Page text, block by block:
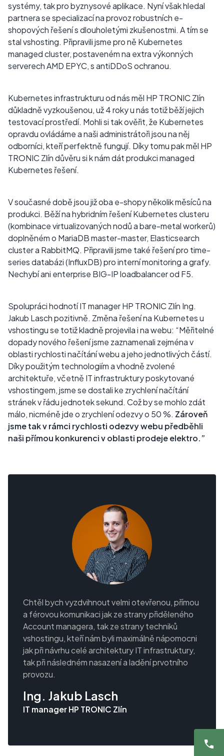
systémy, tak pro byznysové aplikace. Nyní však hledal
partnera se specializací na provoz robustních e-
shopových řešení s dlouholetými zkušenostmi. A tím se
stal vshosting. Připravili jsme pro ně Kubernetes
managed cluster, postaveném na extra výkonných
serverech AMD EPYC, s antiDDoS ochranou.
Kubernetes infrastrukturu od nás měl HP TRONIC Zlín
důkladně vyzkoušenou, už 4 roky u nás totiž běží jejich
testovací prostředí. Mohli si tak ověřit, že Kubernetes
opravdu ovládáme a naši administrátoři jsou na něj
odborníci, kteří perfektně fungují. Díky tomu pak měl HP
TRONIC Zlín důvěru si k nám dát produkci managed
Kubernetes řešení.
V současné době jsou již oba e-shopy několik měsíců na
produkci. Běží na hybridním řešení Kubernetes clusteru
(kombinace virtualizovaných nodů a bare-metal workerů)
doplněném o MariaDB master-master, Elasticsearch
cluster a RabbitMQ. Připravili jsme také řešení pro time-
series databázi (InfluxDB) pro interní monitoring a grafy.
Nechybí ani enterprise BIG-IP loadbalancer od F5.
Spolupráci hodnotí IT manager HP TRONIC Zlín Ing.
Jakub Lasch pozitivně. Změna řešení na Kubernetes u
vshostingu se totiž kladně projevila i na webu: “Měřitelné
dopady nového řešení jsme zaznamenali zejména v
oblasti rychlosti načítání webu a jeho jednotlivých částí.
Díky použitým technologiím a vhodně zvolené
architektuře, včetně IT infrastruktury poskytované
vshostingem, jsme se dostali ke zrychlení načítání
stránek v řádu jednotek sekund. Což by se mohlo zdát
málo, nicméně jde o zrychlení odezvy o 50 %. Zároveň
jsme tak v rámci rychlosti odezvy webu předběhli
naši přímou konkurenci v oblasti prodeje elektro.”
Chtěl bych vyzdvihnout velmi otevřenou, přímou
a férovou komunikaci jak ze strany přiděleného
Account managera, tak ze strany techniků
vshostingu, kteří nám byli maximálně nápomocni
jak při návrhu celé architektury IT infrastruktury,
tak při následném nasazení a ladění prvotního
provozu.
Ing. Jakub Lasch
IT manager HP TRONIC Zlín